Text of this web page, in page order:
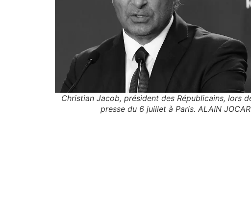
Christian Jacob, président des Républicains, lors
presse du 6 juillet à Paris. ALAIN